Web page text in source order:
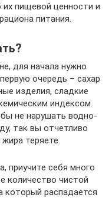
пищевой ценности и
питания.
для начала нужно
очередь – сахар
изделия, сладкие
индексом.
не нарушать водно-
так вы отчетливо
теряете.
приучите себя много
количество чистой
который распадается